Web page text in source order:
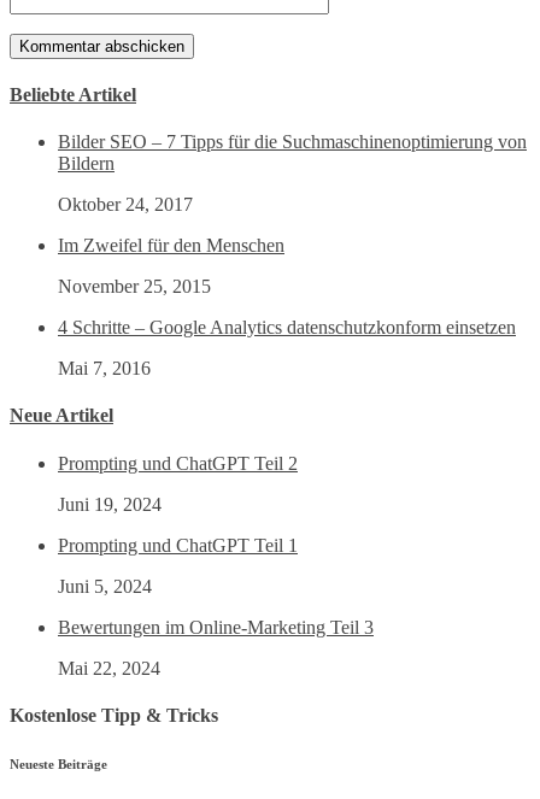
Beliebte Artikel
Bilder SEO – 7 Tipps für die Suchmaschinenoptimierung von
Bildern
Oktober 24, 2017
Im Zweifel für den Menschen
November 25, 2015
4 Schritte – Google Analytics datenschutzkonform einsetzen
Mai 7, 2016
Neue Artikel
Prompting und ChatGPT Teil 2
Juni 19, 2024
Prompting und ChatGPT Teil 1
Juni 5, 2024
Bewertungen im Online-Marketing Teil 3
Mai 22, 2024
Kostenlose Tipp & Tricks
Neueste Beiträge